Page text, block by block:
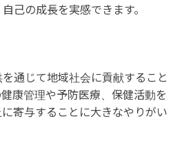
己の成長を実感できます。
通じて地域社会に貢献すること
康管理や予防医療、保健活動を
寄与することに大きなやりがい